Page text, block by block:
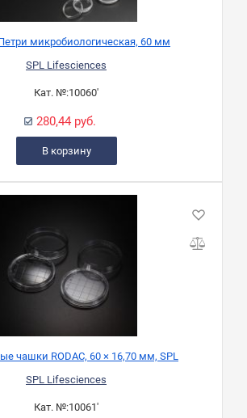
микробиологическая, 60 мм
SPL Lifesciences
Кат. №:10060'
280,44 руб.
В корзину
чашки RODAС, 60 × 16,70 мм, SPL
SPL Lifesciences
Кат. №:10061'